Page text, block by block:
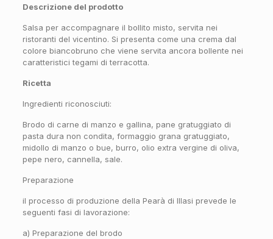
Descrizione del prodotto
Salsa per accompagnare il bollito misto, servita nei
ristoranti del vicentino. Si presenta come una crema dal
colore biancobruno che viene servita ancora bollente nei
caratteristici tegami di terracotta.
Ricetta
Ingredienti riconosciuti:
Brodo di carne di manzo e gallina, pane gratuggiato di
pasta dura non condita, formaggio grana gratuggiato,
midollo di manzo o bue, burro, olio extra vergine di oliva,
pepe nero, cannella, sale.
Preparazione
il processo di produzione della Pearà di Illasi prevede le
seguenti fasi di lavorazione:
a) Preparazione del brodo